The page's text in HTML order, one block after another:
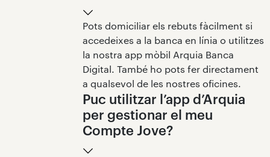
Pots domiciliar els rebuts fàcilment si
accedeixes a la banca en línia o utilitzes
la nostra app mòbil Arquia Banca
Digital. També ho pots fer directament
a qualsevol de les nostres oficines.
Puc utilitzar l’app d’Arquia
per gestionar el meu
Compte Jove?